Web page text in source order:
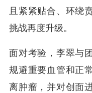
且紧紧贴合、环绕
挑战再度升级。
面对考验，李翠与
规避重要血管和正
离肿瘤，并对创面